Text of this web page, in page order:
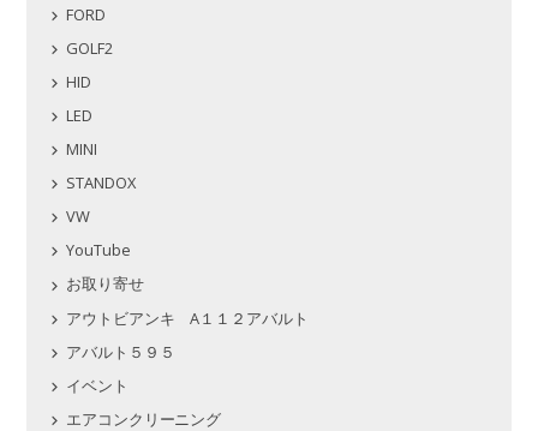
FORD
GOLF2
HID
LED
MINI
STANDOX
VW
YouTube
お取り寄せ
アウトビアンキ A１１２アバルト
アバルト５９５
イベント
エアコンクリーニング